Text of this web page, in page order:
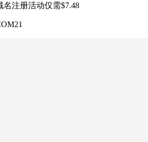
名注册活动仅需$7.48